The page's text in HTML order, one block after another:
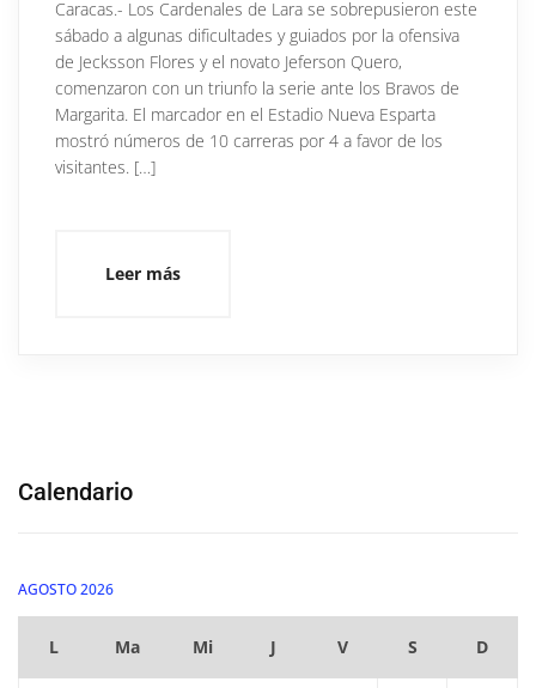
Caracas.- Los Cardenales de Lara se sobrepusieron este
sábado a algunas dificultades y guiados por la ofensiva
de Jecksson Flores y el novato Jeferson Quero,
comenzaron con un triunfo la serie ante los Bravos de
Margarita. El marcador en el Estadio Nueva Esparta
mostró números de 10 carreras por 4 a favor de los
visitantes. […]
Leer más
Calendario
AGOSTO 2026
L Ma Mi J V S D